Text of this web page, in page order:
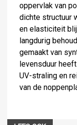
oppervlak van
dichte structuur
en elasticiteit
langdurig
gemaakt van
levensduur
UV-straling en
van de